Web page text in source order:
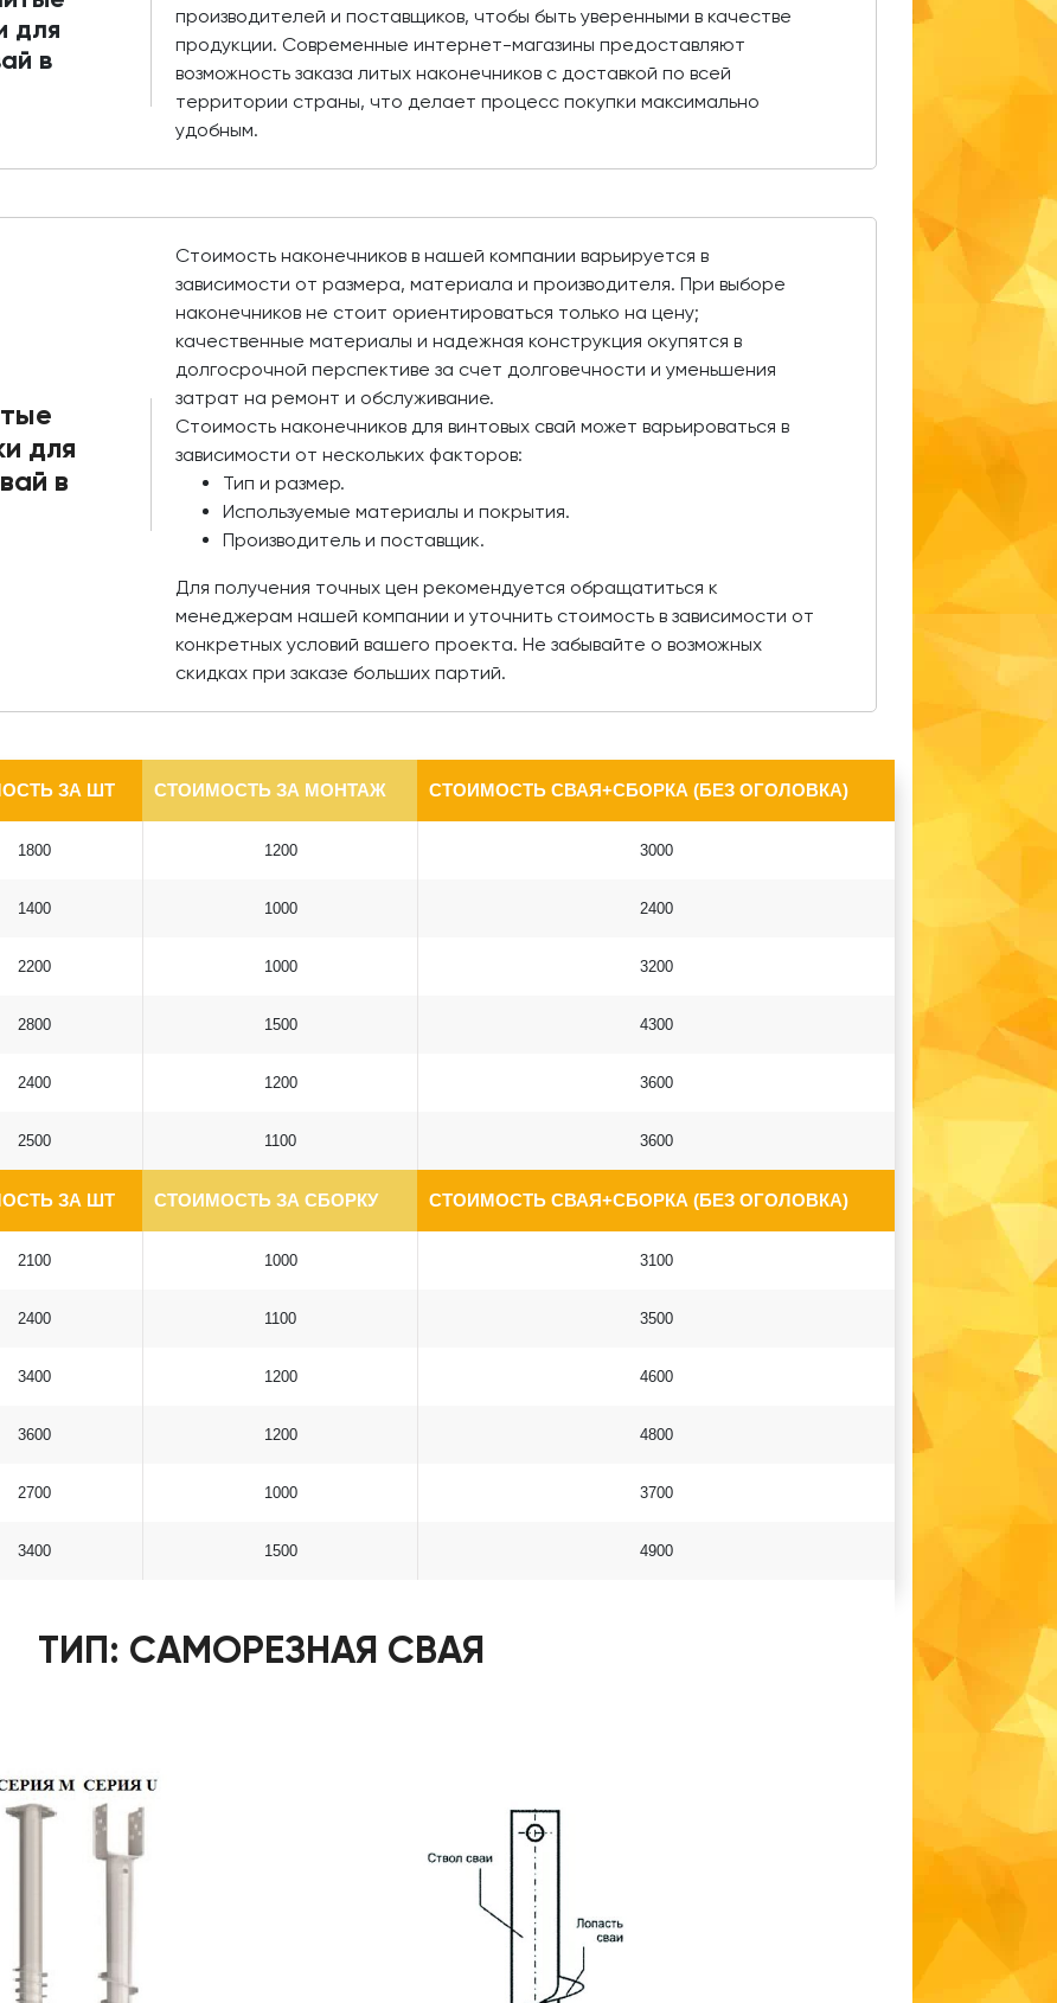
для
в
производителей и поставщиков, чтобы быть уверенными в качестве
продукции. Современные интернет-магазины предоставляют
возможность заказа литых наконечников с доставкой по всей
территории страны, что делает процесс покупки максимально
удобным.
для
в
Стоимость наконечников в нашей компании варьируется в
зависимости от размера, материала и производителя. При выборе
наконечников не стоит ориентироваться только на цену;
качественные материалы и надежная конструкция окупятся в
долгосрочной перспективе за счет долговечности и уменьшения
затрат на ремонт и обслуживание.
Стоимость наконечников для винтовых свай может варьироваться в
зависимости от нескольких факторов:
Тип и размер.
Используемые материалы и покрытия.
Производитель и поставщик.
Для получения точных цен рекомендуется обращатиться к
менеджерам нашей компании и уточнить стоимость в зависимости от
конкретных условий вашего проекта. Не забывайте о возможных
скидках при заказе больших партий.
ЗА ШТ СТОИМОСТЬ ЗА МОНТАЖ СТОИМОСТЬ СВАЯ+СБОРКА (БЕЗ ОГОЛОВКА)
1800 1200 3000
1400 1000 2400
2200 1000 3200
2800 1500 4300
2400 1200 3600
2500 1100 3600
ЗА ШТ СТОИМОСТЬ ЗА СБОРКУ СТОИМОСТЬ СВАЯ+СБОРКА (БЕЗ ОГОЛОВКА)
2100 1000 3100
2400 1100 3500
3400 1200 4600
3600 1200 4800
2700 1000 3700
3400 1500 4900
ТИП: САМОРЕЗНАЯ СВАЯ